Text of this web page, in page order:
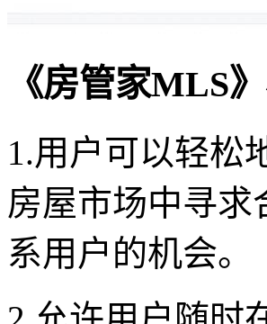
《房管家MLS
1.用户可以轻松
房屋市场中寻
系用户的机会。